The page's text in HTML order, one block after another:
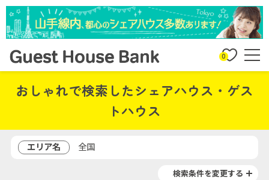
0
おしゃれで検索したシェアハウス・ゲス
トハウス
エリア名 全国
検索条件を変更する